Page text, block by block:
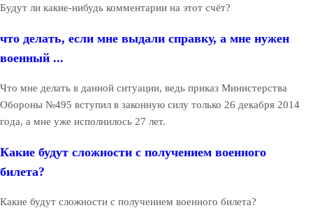
Будут ли какие-нибудь комментарии на этот счёт?
что делать, если мне выдали справку, а мне нужен
военный ...
Что мне делать в данной ситуации, ведь приказ Министерства
Обороны №495 вступил в законную силу только 26 декабря 2014
года, а мне уже исполнилось 27 лет.
Какие будут сложности с получением военного
билета?
Какие будут сложности с получением военного билета?